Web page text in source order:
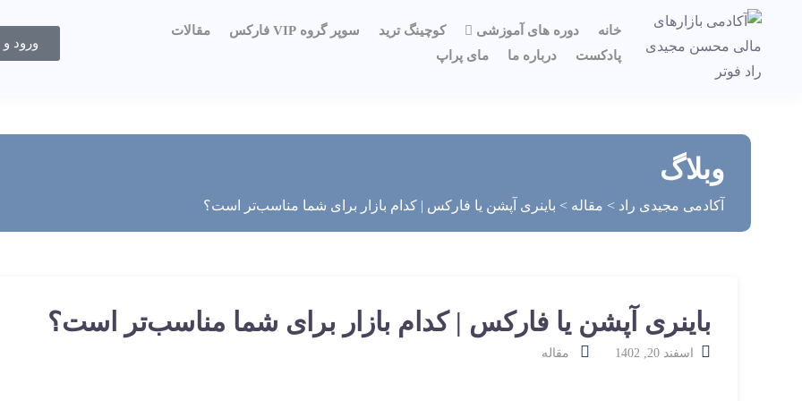
خانه دوره های آموزشی کوچینگ ترید سوپر گروه VIP فارکس
مقالات
پادکست
درباره ما مای پراپ
ورود و
وبلاگ
آکادمی مجیدی راد > مقاله > باینری آپشن یا فارکس | کدام بازار برای شما مناسب‌تر است؟
باینری آپشن یا فارکس | کدام بازار برای شما مناسب‌تر است؟
اسفند 20, 1402 مقاله